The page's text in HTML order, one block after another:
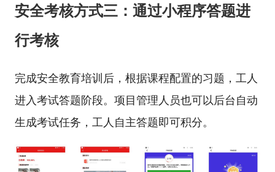
安全考核方式三：通过小程序答题进
行考核
完成安全教育培训后，根据课程配置的习题，工人
进入考试答题阶段。项目管理人员也可以后台自动
生成考试任务，工人自主答题即可积分。